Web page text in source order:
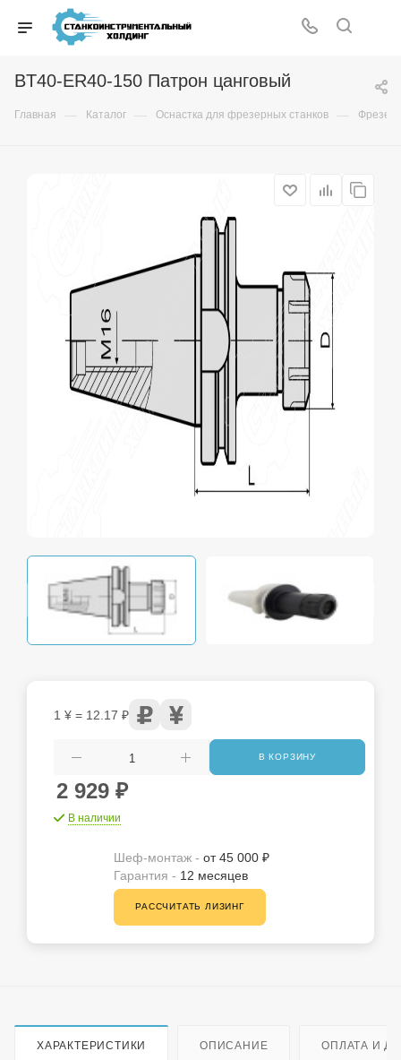
BT40-ER40-150 Патрон цанговый
Главная — Каталог — Оснастка для фрезерных станков —
2 929 ₽
В наличии
1 ¥ = 12.17 ₽
В КОРЗИНУ
Шеф-монтаж - от 45 000 ₽
Гарантия - 12 месяцев
РАССЧИТАТЬ ЛИЗИНГ
ХАРАКТЕРИСТИКИ ОПИСАНИЕ ОПЛАТА И